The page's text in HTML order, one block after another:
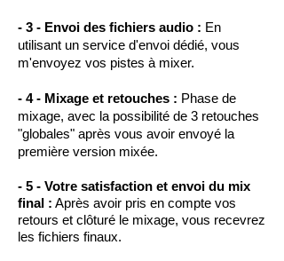
- 3 - Envoi des fichiers audio : En
utilisant un service d'envoi dédié, vous
m'envoyez vos pistes à mixer.
- 4 - Mixage et retouches : Phase de
mixage, avec la possibilité de 3 retouches
"globales" après vous avoir envoyé la
première version mixée.
- 5 - Votre satisfaction et envoi du mix
final : Après avoir pris en compte vos
retours et clôturé le mixage, vous recevrez
les fichiers finaux.